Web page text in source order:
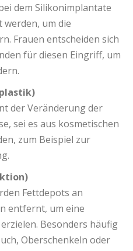
dem Silikonimplantate
um die
Frauen entscheiden sich
für diesen Eingriff, um
der Veränderung der
sei es aus kosmetischen
zum Beispiel zur
Fettdepots an
entfernt, um eine
Besonders häufig
Oberschenkeln oder